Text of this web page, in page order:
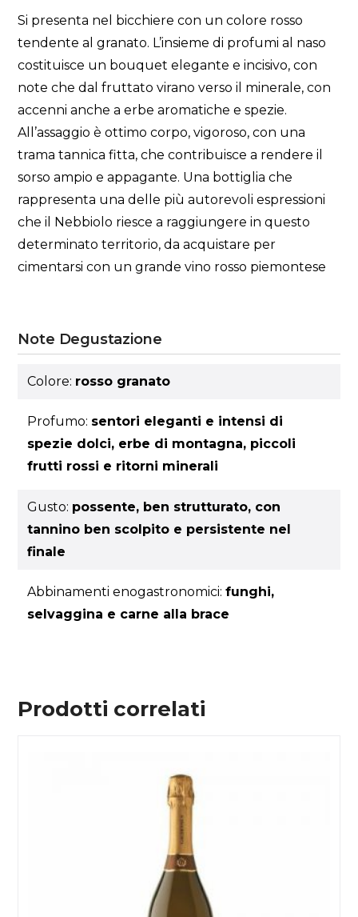
Si presenta nel bicchiere con un colore rosso
tendente al granato. L’insieme di profumi al naso
costituisce un bouquet elegante e incisivo, con
note che dal fruttato virano verso il minerale, con
accenni anche a erbe aromatiche e spezie.
All’assaggio è ottimo corpo, vigoroso, con una
trama tannica fitta, che contribuisce a rendere il
sorso ampio e appagante. Una bottiglia che
rappresenta una delle più autorevoli espressioni
che il Nebbiolo riesce a raggiungere in questo
determinato territorio, da acquistare per
cimentarsi con un grande vino rosso piemontese
Note Degustazione
Colore: rosso granato
Profumo: sentori eleganti e intensi di
spezie dolci, erbe di montagna, piccoli
frutti rossi e ritorni minerali
Gusto: possente, ben strutturato, con
tannino ben scolpito e persistente nel
finale
Abbinamenti enogastronomici:funghi,
selvaggina e carne alla brace
Prodotti correlati